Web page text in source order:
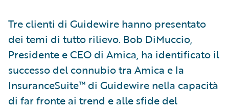
Tre clienti di Guidewire hanno presentato
dei temi di tutto rilievo. Bob DiMuccio,
Presidente e CEO di Amica, ha identificato il
successo del connubio tra Amica e la
InsuranceSuite™ di Guidewire nella capacità
di far fronte ai trend e alle sfide del